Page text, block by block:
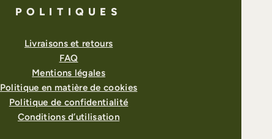
POLITIQUES
Livraisons et retours
FAQ
Mentions légales
Politique en matière de cookies
Politique de confidentialité
Conditions d’utilisation